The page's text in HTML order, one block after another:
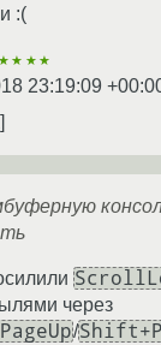
:(
23:19:09
через
/